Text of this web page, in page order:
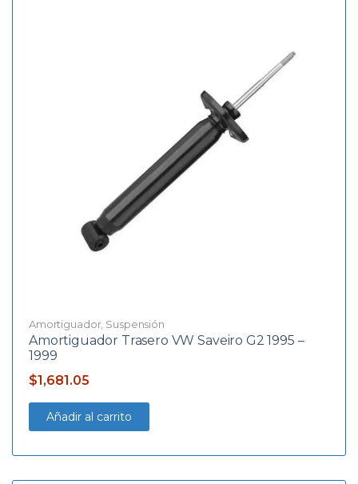
Amortiguador, Suspensión
Amortiguador Trasero VW Saveiro G2 1995 –
1999
$1,681.05
Añadir al carrito